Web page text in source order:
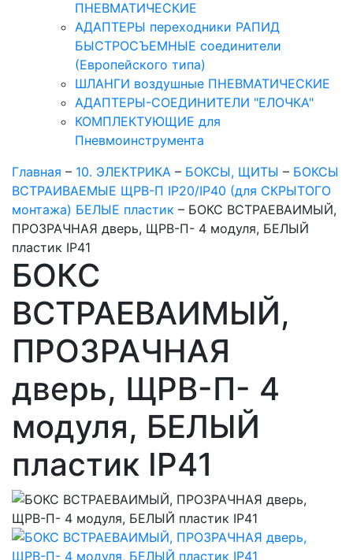
ПНЕВМАТИЧЕСКИЕ
АДАПТЕРЫ переходники РАПИД
БЫСТРОСЪЕМНЫЕ соединители
(Европейского типа)
ШЛАНГИ воздушные ПНЕВМАТИЧЕСКИЕ
АДАПТЕРЫ-СОЕДИНИТЕЛИ "ЕЛОЧКА"
КОМПЛЕКТУЮЩИЕ для
Пневмоинструмента
Главная – 10. ЭЛЕКТРИКА – БОКСЫ, ЩИТЫ – БОКСЫ
ВСТРАИВАЕМЫЕ ЩРВ-П IP20/IP40 (для СКРЫТОГО
монтажа) БЕЛЫЕ пластик – БОКС ВСТРАЕВАИМЫЙ,
ПРОЗРАЧНАЯ дверь, ЩРВ-П- 4 модуля, БЕЛЫЙ
пластик IP41
БОКС
ВСТРАЕВАИМЫЙ,
ПРОЗРАЧНАЯ
дверь, ЩРВ-П- 4
модуля, БЕЛЫЙ
пластик IP41